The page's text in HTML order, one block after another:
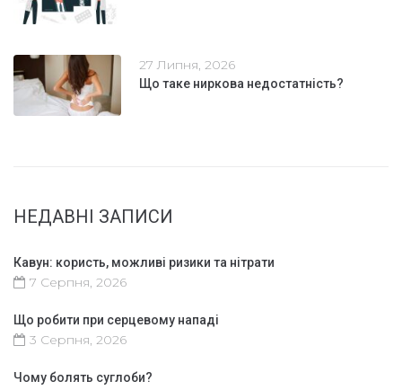
27 Липня, 2026
Що таке ниркова недостатність?
НЕДАВНІ ЗАПИСИ
Кавун: користь, можливі ризики та нітрати
7 Серпня, 2026
Що робити при серцевому нападі
3 Серпня, 2026
Чому болять суглоби?